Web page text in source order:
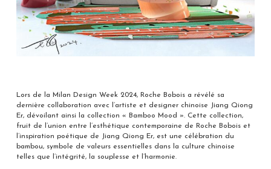
Lors de la Milan Design Week 2024, Roche Bobois a révélé sa
dernière collaboration avec l’artiste et designer chinoise Jiang Qiong
Er, dévoilant ainsi la collection « Bamboo Mood ». Cette collection,
fruit de l’union entre l’esthétique contemporaine de Roche Bobois et
l’inspiration poétique de Jiang Qiong Er, est une célébration du
bambou, symbole de valeurs essentielles dans la culture chinoise
telles que l’intégrité, la souplesse et l’harmonie.